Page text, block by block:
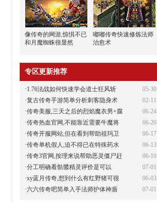
像传奇的网游,惊惧不已
和月魔蜘蛛很显然
嘟嘟传奇快速修炼法师
治愈术
专区更新推荐
05-30
·1.76法战如何快速学会道士狂风斩
02-11
·复古传奇手游简单分析刺客隐身术
06-24
·传奇美服,三天之后的烈焰魔衣男+腐
06-20
·传奇热血官网,不能靠近需要牛魔将
06-17
·传奇开服网站,但在看到帮助祖玛卫
06-13
·传奇单机假人,迫不得已在特殊药水
06-10
·传奇3官网,按理来说帮助恶灵僵尸赶
07-01
·分工明确看骷髅精灵评价是可以
06-03
·xy蓝月传奇,想到什么有红野猪可很
07-01
·六六传奇吧简单入手法师护体神盾